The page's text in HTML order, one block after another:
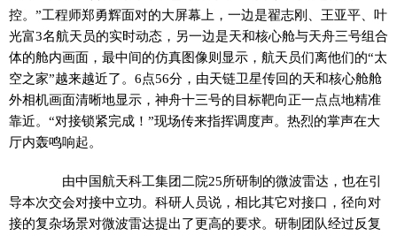
控。”工程师郑勇辉面对的大屏幕上，一边是翟志刚、王亚平、叶
光富3名航天员的实时动态，另一边是天和核心舱与天舟三号组合
体的舱内画面，最中间的仿真图像则显示，航天员们离他们的“太
空之家”越来越近了。6点56分，由天链卫星传回的天和核心舱舱
外相机画面清晰地显示，神舟十三号的目标靶向正一点点地精准
靠近。“对接锁紧完成！”现场传来指挥调度声。热烈的掌声在大
厅内轰鸣响起。
由中国航天科工集团二院25所研制的微波雷达，也在引
导本次交会对接中立功。科研人员说，相比其它对接口，径向对
接的复杂场景对微波雷达提出了更高的要求。研制团队经过反复